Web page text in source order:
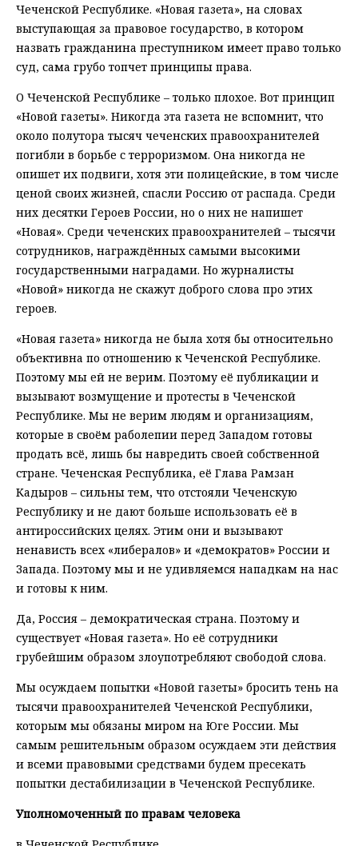
Чеченской Республике. «Новая газета», на словах
выступающая за правовое государство, в котором
назвать гражданина преступником имеет право только
суд, сама грубо топчет принципы права.
О Чеченской Республике – только плохое. Вот принцип
«Новой газеты». Никогда эта газета не вспомнит, что
около полутора тысяч чеченских правоохранителей
погибли в борьбе с терроризмом. Она никогда не
опишет их подвиги, хотя эти полицейские, в том числе
ценой своих жизней, спасли Россию от распада. Среди
них десятки Героев России, но о них не напишет
«Новая». Среди чеченских правоохранителей – тысячи
сотрудников, награждённых самыми высокими
государственными наградами. Но журналисты
«Новой» никогда не скажут доброго слова про этих
героев.
«Новая газета» никогда не была хотя бы относительно
объективна по отношению к Чеченской Республике.
Поэтому мы ей не верим. Поэтому её публикации и
вызывают возмущение и протесты в Чеченской
Республике. Мы не верим людям и организациям,
которые в своём раболепии перед Западом готовы
продать всё, лишь бы навредить своей собственной
стране. Чеченская Республика, её Глава Рамзан
Кадыров – сильны тем, что отстояли Чеченскую
Республику и не дают больше использовать её в
антироссийских целях. Этим они и вызывают
ненависть всех «либералов» и «демократов» России и
Запада. Поэтому мы и не удивляемся нападкам на нас
и готовы к ним.
Да, Россия – демократическая страна. Поэтому и
существует «Новая газета». Но её сотрудники
грубейшим образом злоупотребляют свободой слова.
Мы осуждаем попытки «Новой газеты» бросить тень на
тысячи правоохранителей Чеченской Республики,
которым мы обязаны миром на Юге России. Мы
самым решительным образом осуждаем эти действия
и всеми правовыми средствами будем пресекать
попытки дестабилизации в Чеченской Республике.
Уполномоченный по правам человека